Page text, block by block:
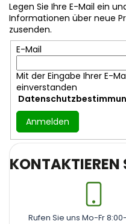
Legen Sie Ihre E-Mail ein
Informationen über neue
zusenden.
E-Mail
Mit der Eingabe Ihrer E-
einverstanden
Anmelden
KONTAKTIEREN
Rufen Sie uns Mo-Fr